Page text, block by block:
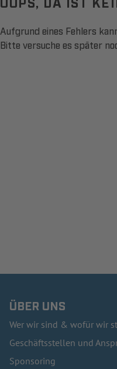
Aufgrund eines Fehlers
Bitte versuche es später
ÜBER UNS
Wer wir sind & wofür wir
Geschäftsstellen und
Sponsoring